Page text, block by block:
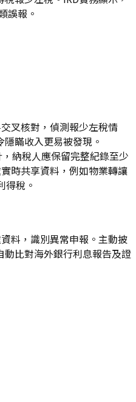
誤報。
叉核對，偵測報少左稅情
瞞收入更易被發現。
納稅人應保留完整紀錄至少
時共享資料，例如物業轉讓
得稅。
料，識別異常申報。主動披
比對海外銀行利息報告及證